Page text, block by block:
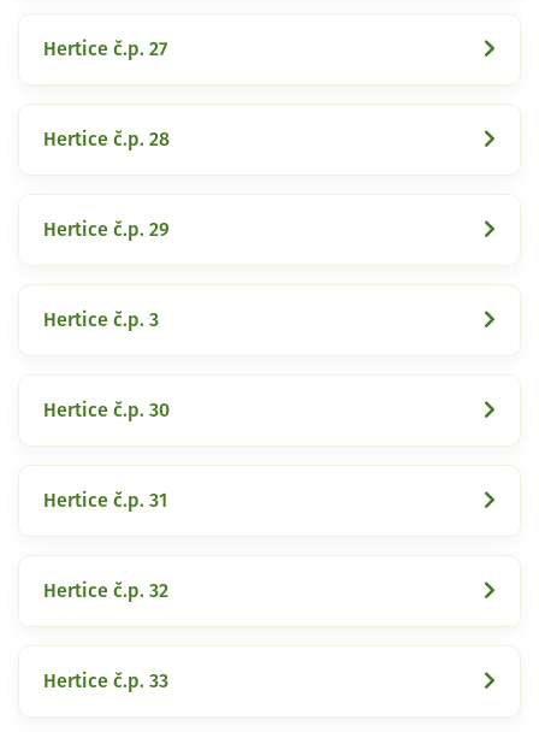
Hertice č.p. 27
Hertice č.p. 28
Hertice č.p. 29
Hertice č.p. 3
Hertice č.p. 30
Hertice č.p. 31
Hertice č.p. 32
Hertice č.p. 33